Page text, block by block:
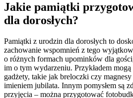
Jakie pamiątki
dla dorosłych?
Pamiątki z urodzin dla dorosłych to
zachowanie wspomnień z tego
o różnych formach upominków dla
im o tym wydarzeniu. Przykładem
gadżety, takie jak breloczki czy
imieniem jubilata. Innym pomysłem są
przyjęcia – można przygotować